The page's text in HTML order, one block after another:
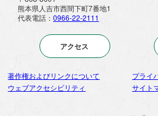
熊本県人吉市西間下町7番地1
代表電話： 0966-22-2111
アクセス
著作権およびリンクについて
プライ
ウェブアクセシビリティ
サイト